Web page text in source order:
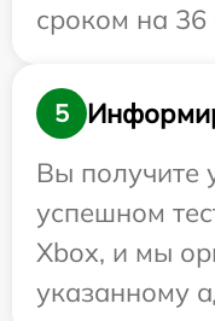
сроком на 36
5
Вы получите
успешном
Xbox, и мы
указанному